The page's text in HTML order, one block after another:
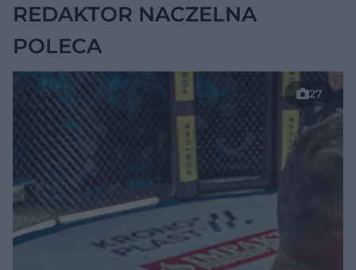
REDAKTOR NACZELNA
POLECA
27